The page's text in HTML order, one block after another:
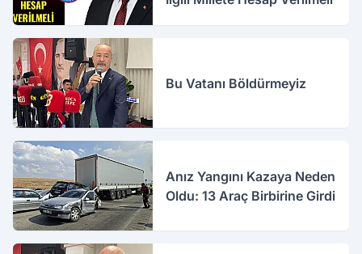
Bu Vatanı Böldürmeyiz
Anız Yangını Kazaya Neden
Oldu: 13 Araç Birbirine Girdi